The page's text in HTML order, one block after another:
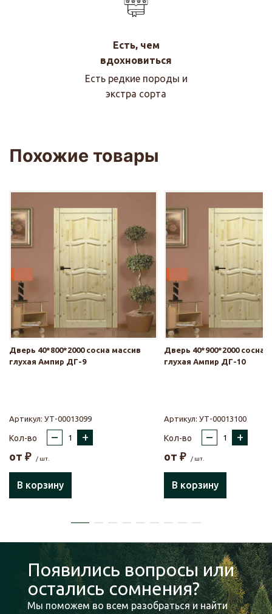
Есть, чем
вдохновиться
Есть редкие породы и
экстра сорта
Похожие товары
Дверь 40*800*2000 сосна массив
глухая Ампир ДГ-9
Артикул: УТ-00013099
Кол-во – +
от ₽ / шт.
В корзину
Дверь 40*900*2000 сосна
глухая Ампир ДГ-10
Артикул: УТ-00013100
Кол-во – +
от ₽ / шт.
В корзину
Появились вопросы или
остались сомнения?
Мы поможем во всем разобраться и найти